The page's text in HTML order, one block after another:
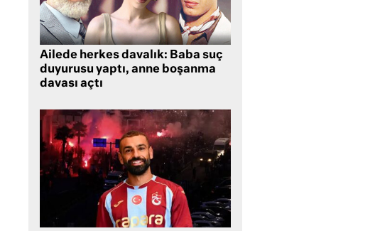
Ailede herkes davalık: Baba suç
duyurusu yaptı, anne boşanma
davası açtı